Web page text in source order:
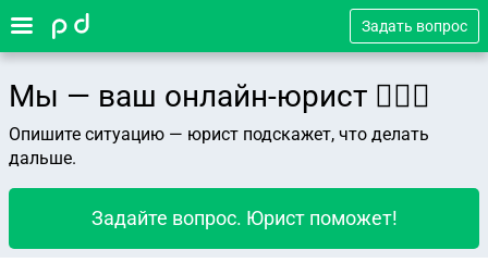
Задать вопрос
Мы — ваш онлайн-юрист 👨🏻‍⚖️
Опишите ситуацию — юрист подскажет, что делать
дальше.
Задайте вопрос. Юрист поможет!